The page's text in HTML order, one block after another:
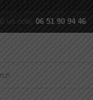
us now: 06 51 90 94 46